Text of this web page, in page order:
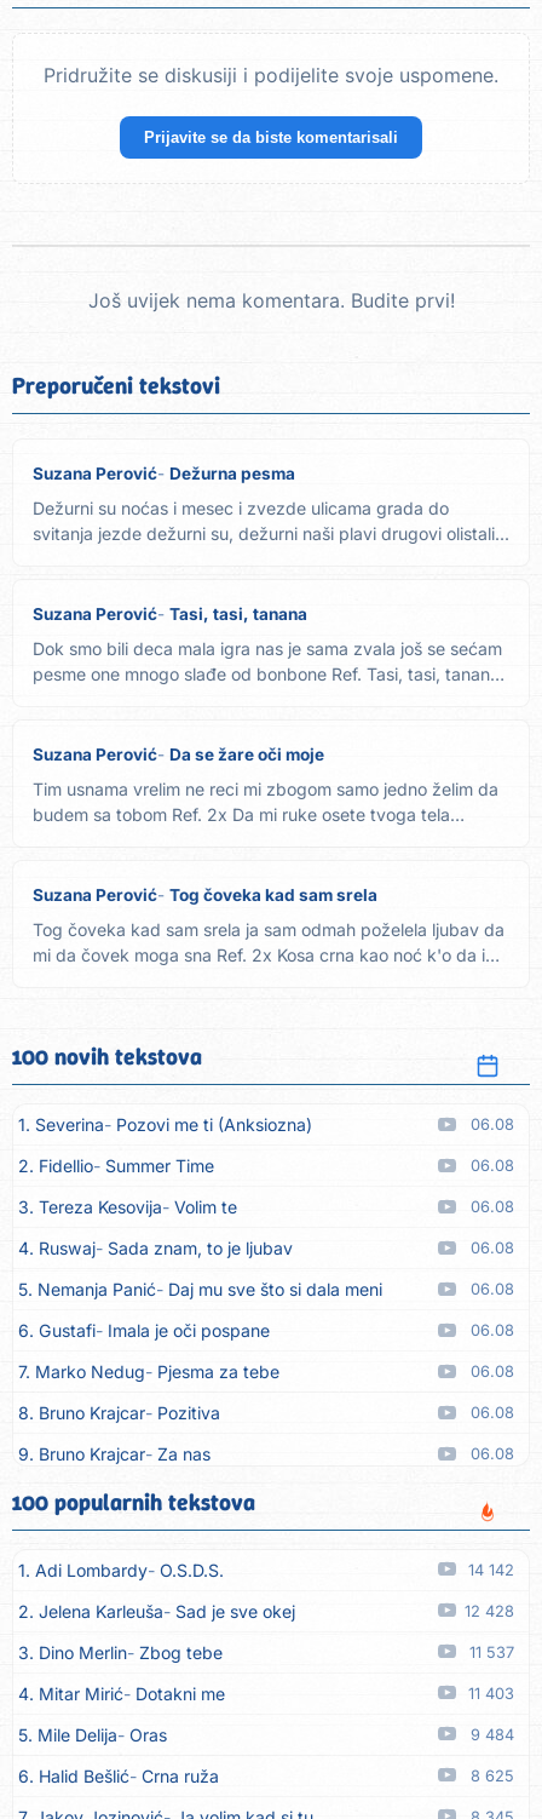
Pridružite se diskusiji i podijelite svoje uspomene.
Prijavite se da biste komentarisali
Još uvijek nema komentara. Budite prvi!
Preporučeni tekstovi
Suzana Perović Dežurna pesma
Dežurni su noćas i mesec i zvezde ulicama grada do
svitanja jezde dežurni su, dežurni naši plavi drugovi olistali...
Suzana Perović Tasi, tasi, tanana
Dok smo bili deca mala igra nas je sama zvala još se sećam
pesme one mnogo slađe od bonbone Ref. Tasi, tasi, tanana
Suzana Perović Da se žare oči moje
Tim usnama vrelim ne reci mi zbogom samo jedno želim da
budem sa tobom Ref. 2x Da mi ruke osete tvoga tela
Suzana Perović Tog čoveka kad sam srela
Tog čoveka kad sam srela ja sam odmah poželela ljubav da
mi da čovek moga sna Ref. 2x Kosa crna kao noć k'o da ima
100 novih tekstova
1. Severina Pozovi me ti (Anksiozna) 06.08
2. Fidellio Summer Time 06.08
3. Tereza Kesovija Volim te 06.08
4. Ruswaj Sada znam, to je ljubav 06.08
5. Nemanja Panić Daj mu sve što si dala meni 06.08
6. Gustafi Imala je oči pospane 06.08
7. Marko Nedug Pjesma za tebe 06.08
8. Bruno Krajcar Pozitiva 06.08
9. Bruno Krajcar Za nas 06.08
10. Tereza Kesovija Da li ću moći
11. Lidija Bačić Neka se vino toči (Nazdravlje) 06.08
12. Karin Kuljanić Nisi zavridel 06.08
13. Tamara Brusić Nigdi ni lipo ko doma 06.08
14. Tamara Brusić Biž´mo ća 06.08
15. Rusko Richie Bila si, bila 06.08
16. Rusko Richie Ti i ja 06.08
17. Azra Husarkić Ako treba 06.08
100 popularnih tekstova
1. Adi Lombardy O.S.D.S. 14 142
2. Jelena Karleuša Sad je sve okej 12 428
3. Dino Merlin Zbog tebe 11 537
4. Mitar Mirić Dotakni me 11 403
5. Mile Delija Oras 9 484
6. Halid Bešlić Crna ruža 8 625